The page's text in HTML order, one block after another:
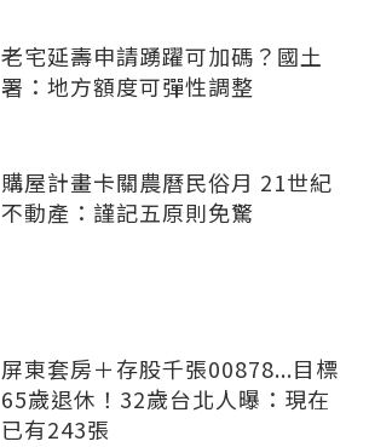
老宅延壽申請踴躍可加碼？國土
署：地方額度可彈性調整
購屋計畫卡關農曆民俗月 21世紀
不動產：謹記五原則免驚
屏東套房＋存股千張00878...目標
65歲退休！32歲台北人曝：現在
已有243張